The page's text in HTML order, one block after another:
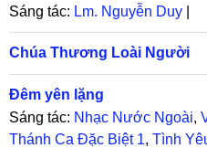
Sáng tác: Lm. Nguyễn Duy
Chúa Thương Loài Người
Đêm yên lặng
Sáng tác: Nhạc Nước Ngoài,
Thánh Ca Đặc Biệt 1, Tình